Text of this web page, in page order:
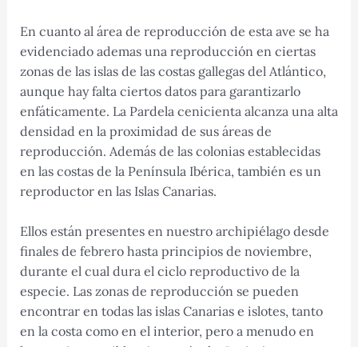
En cuanto al área de reproducción de esta ave se ha
evidenciado ademas una reproducción en ciertas
zonas de las islas de las costas gallegas del Atlántico,
aunque hay falta ciertos datos para garantizarlo
enfáticamente. La Pardela cenicienta alcanza una alta
densidad en la proximidad de sus áreas de
reproducción. Además de las colonias establecidas
en las costas de la Península Ibérica, también es un
reproductor en las Islas Canarias.
Ellos están presentes en nuestro archipiélago desde
finales de febrero hasta principios de noviembre,
durante el cual dura el ciclo reproductivo de la
especie. Las zonas de reproducción se pueden
encontrar en todas las islas Canarias e islotes, tanto
en la costa como en el interior, pero a menudo en